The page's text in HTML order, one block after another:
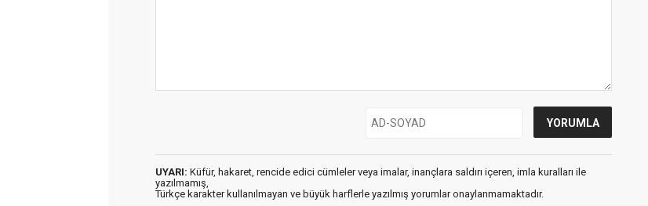
UYARI: Küfür, hakaret, rencide edici cümleler veya imalar, inançlara saldırı içeren, imla kuralları ile
yazılmamış,
Türkçe karakter kullanılmayan ve büyük harflerle yazılmış yorumlar onaylanmamaktadır.